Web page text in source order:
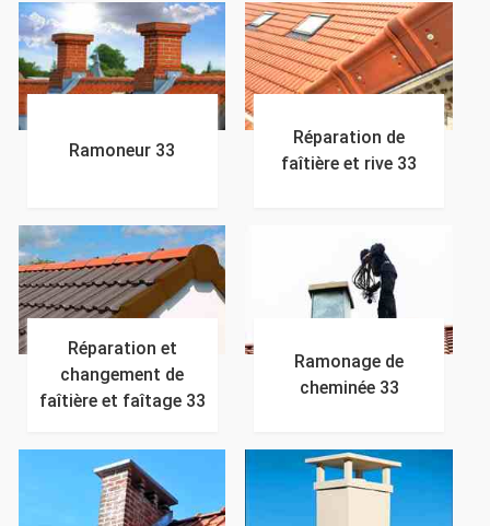
Ramoneur 33
Réparation de
faîtière et rive 33
Réparation et
changement de
faîtière et faîtage 33
Ramonage de
cheminée 33